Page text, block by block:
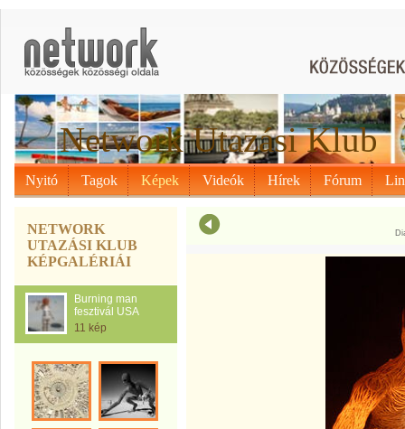
Network Utazási Klub
Nyitó Tagok Képek Videók Hírek Fórum
NETWORK
UTAZÁSI KLUB
KÉPGALÉRIÁI
Burning man
fesztivál USA
11 kép